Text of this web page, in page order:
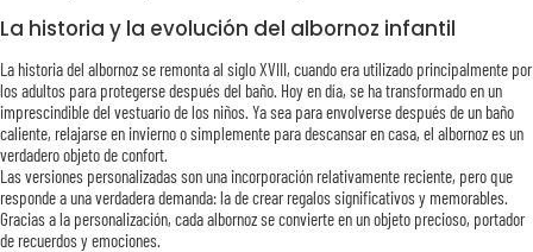
La historia y la evolución del albornoz infantil
La historia del albornoz se remonta al siglo XVIII, cuando era utilizado principalmente por
los adultos para protegerse después del baño. Hoy en día, se ha transformado en un
imprescindible del vestuario de los niños. Ya sea para envolverse después de un baño
caliente, relajarse en invierno o simplemente para descansar en casa, el albornoz es un
verdadero objeto de confort.
Las versiones personalizadas son una incorporación relativamente reciente, pero que
responde a una verdadera demanda: la de crear regalos significativos y memorables.
Gracias a la personalización, cada albornoz se convierte en un objeto precioso, portador
de recuerdos y emociones.